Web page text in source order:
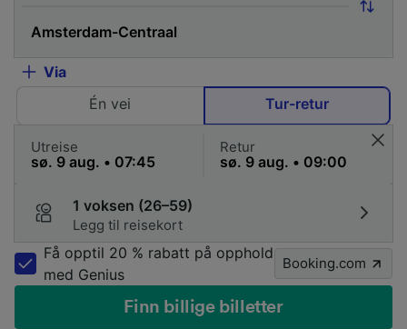
Via
Én vei
Tur-retur
Utreise Retur
1 voksen (26–59)
Legg til reisekort
Få opptil 20 % rabatt på opphold
med Genius
Booking.com
Finn billige billetter